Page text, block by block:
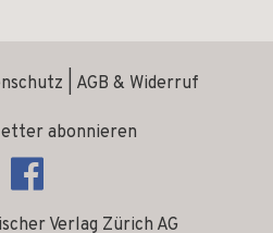
Verlag Zürich AG
AGB & Widerruf
abonnieren